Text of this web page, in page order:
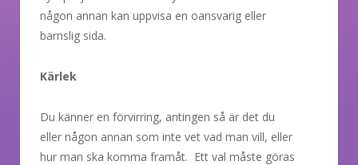
någon annan kan uppvisa en oansvarig eller
barnslig sida.
Kärlek
Du känner en förvirring, antingen så är det du
eller någon annan som inte vet vad man vill, eller
hur man ska komma framåt. Ett val måste göras